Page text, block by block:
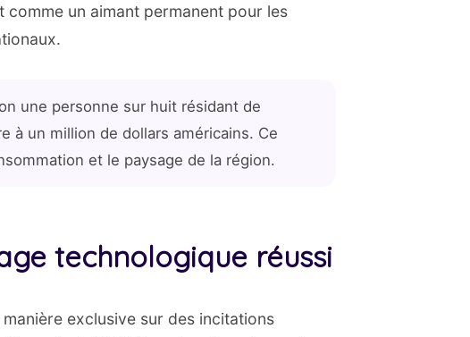
un aimant permanent pour les
une personne sur huit résidant de
à un million de dollars américains. Ce
et le paysage de la région.
technologique réussi
exclusive sur des incitations